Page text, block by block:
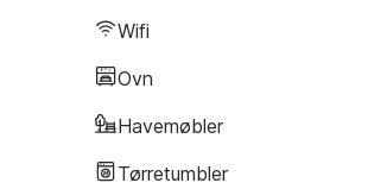
Wifi
Ovn
Havemøbler
Tørretumbler